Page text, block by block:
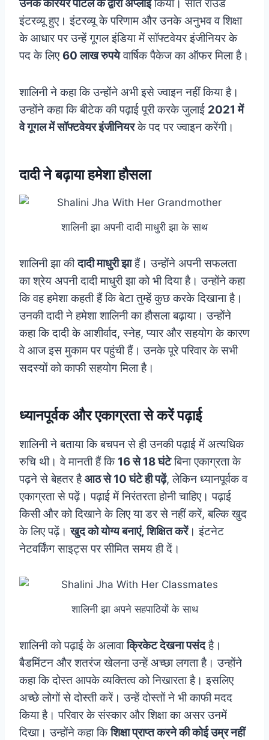
उनके करियर पोर्टल के द्वारा अप्लाईकिया। सात राउंड
इंटरव्यू हुए। इंटरव्यू के परिणाम और उनके अनुभव व शिक्षा
के आधार पर उन्‍हें गूगल इंडिया में सॉफ्टवेयर इंजीनियर के
पद के लिए 60 लाख रुपयेवार्षिक पैकेज का ऑफर मिला है।
शालिनी ने कहा कि उन्‍होंने अभी इसे ज्वाइन नहीं किया है।
उन्‍होंने कहा कि बीटेक की पढ़ाई पूरी करके जुलाई 2021 में
वे गूगल में सॉफ्टवेयर इंजीनियरके पद पर ज्‍वाइन करेंगी।
दादी ने बढ़ाया हमेशा हौसला
शालिनी झा अपनी दादी माधुरी झा के साथ
शालिनी झा कीदादी माधुरी झाहैं। उन्‍होंने अपनी सफलता
का श्रेय अपनी दादी माधुरी झा को भी दिया है। उन्‍होंने कहा
कि वह हमेशा कहती हैं कि बेटा तुम्हें कुछ करके दिखाना है।
उनकी दादी ने हमेशा शालिनी का हौसला बढ़ाया। उन्‍होंने
कहा कि दादी के आशीर्वाद, स्‍नेह, प्‍यार और सहयोग के कारण
वे आज इस मुकाम पर पहुंची हैं। उनके पूरे परिवार के सभी
सदस्‍यों को काफी सहयोग मिला है।
ध्यानपूर्वक और एकाग्रता से करें पढ़ाई
शालिनी ने बताया कि बचपन से ही उनकी पढ़ाई में अत्यधिक
रुचि थी। वे मानती हैं कि 16 से 18 घंटेबिना एकाग्रता के
पढ़ने से बेहतर हैआठ से 10 घंटे ही पढ़ें, लेकिन ध्यानपूर्वक व
एकाग्रता से पढ़ें। पढ़ाई में निरंतरता होनी चाहिए। पढ़ाई
किसी और को दिखाने के लिए या डर से नहीं करें, बल्कि खुद
के लिए पढ़ें।खुद को योग्‍य बनाएं, शिक्षित करें। इंटनेट
नेटवर्किंग साइट्स पर सीमित समय ही दें।
शालिनी झा अपने सहपाठियों के साथ
शालिनी को पढ़ाई के अलावाक्रिकेट देखना पसंदहै।
बैडमिंटन और शतरंज खेलना उन्‍हें अच्छा लगता है। उन्‍होंने
कहा कि दोस्त आपके व्यक्तित्व को निखारता है। इसलिए
अच्‍छे लोगों से दोस्‍ती करें। उन्‍हें दोस्‍तों ने भी काफी मदद
किया है। परिवार के संस्‍कार और शिक्षा का असर उनमें
दिखा। उन्‍होंने कहा किशिक्षा प्राप्‍त करने की कोई उम्र नहीं